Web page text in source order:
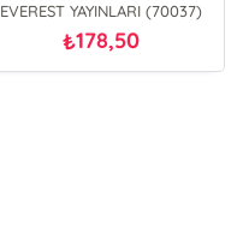
EVEREST YAYINLARI (70037)
₺178,50